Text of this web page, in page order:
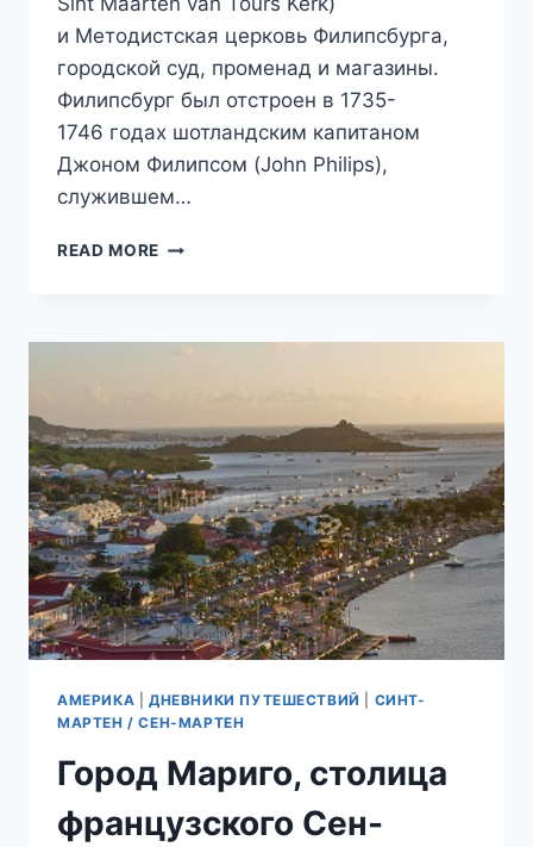
и Методистская церковь Филипсбурга,
городской суд, променад и магазины.
Филипсбург был отстроен в 1735-
1746 годах шотландским капитаном
Джоном Филипсом (John Philips),
служившем…
READ MORE ФИЛИПСБУРГ,
МАРТЕНА
АМЕРИКА ДНЕВНИКИ ПУТЕШЕСТВИЙ
СИНТ-
МАРТЕН / СЕН-МАРТЕН
Город Мариго, столица
французского Сен-